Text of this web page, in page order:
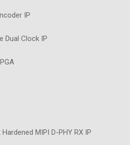
IP
Dual Clock IP
Hardened MIPI D-PHY RX IP